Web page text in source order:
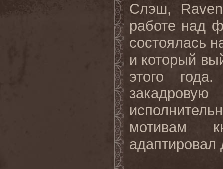
Слэш,
работе над
состоялась
и который
этого
мотивам
адаптировал